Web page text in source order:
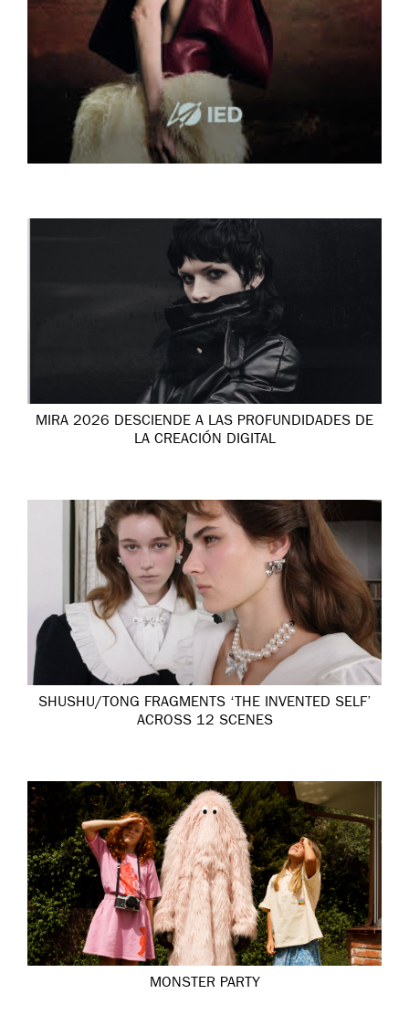
MIRA 2026 DESCIENDE A LAS PROFUNDIDADES DE
LA CREACIÓN DIGITAL
SHUSHU/TONG FRAGMENTS ‘THE INVENTED SELF’
ACROSS 12 SCENES
MONSTER PARTY